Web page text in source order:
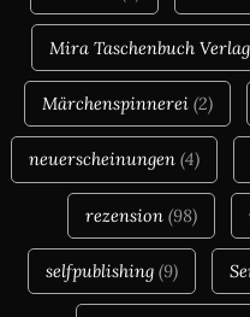
Mira Taschenbuch Verlag
Märchenspinnerei(2)
neuerscheinungen(4)
rezension (98)
selfpublishing(9)